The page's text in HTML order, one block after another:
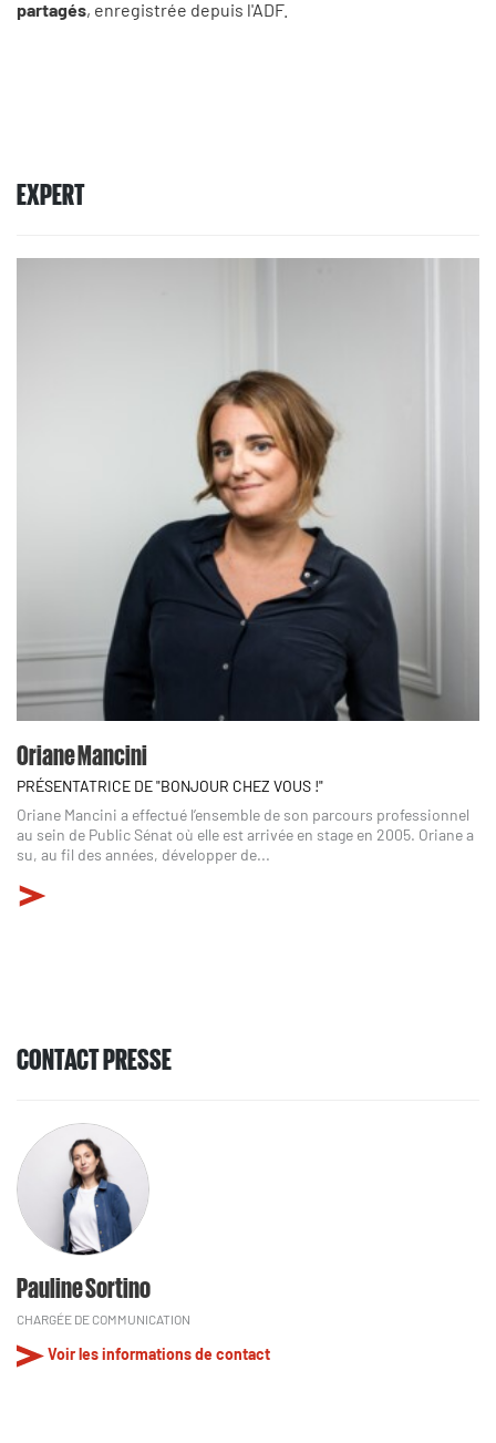
partagés, enregistrée depuis l'ADF.
EXPERT
Oriane Mancini
PRÉSENTATRICE DE "BONJOUR CHEZ VOUS !"
Oriane Mancini a effectué l’ensemble de son parcours professionnel
au sein de Public Sénat où elle est arrivée en stage en 2005. Oriane a
su, au fil des années, développer de...
CONTACT PRESSE
Pauline Sortino
CHARGÉE DE COMMUNICATION
Voir les informations de contact